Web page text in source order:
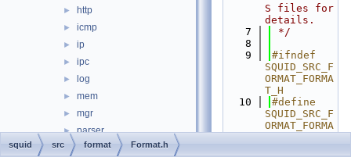
► http
► icmp
► ip
► ipc
► log
► mem
► mgr
► parser
► proxyp
S files for
details.
    7
*/
    8
    9
#ifndef
SQUID_SRC_F
ORMAT_FORMA
T_H
   10
#define
SQUID_SRC_F
ORMAT_FORMA
squid src format Format.h